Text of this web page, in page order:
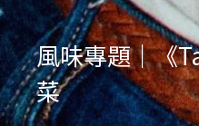
風味專題｜《
菜